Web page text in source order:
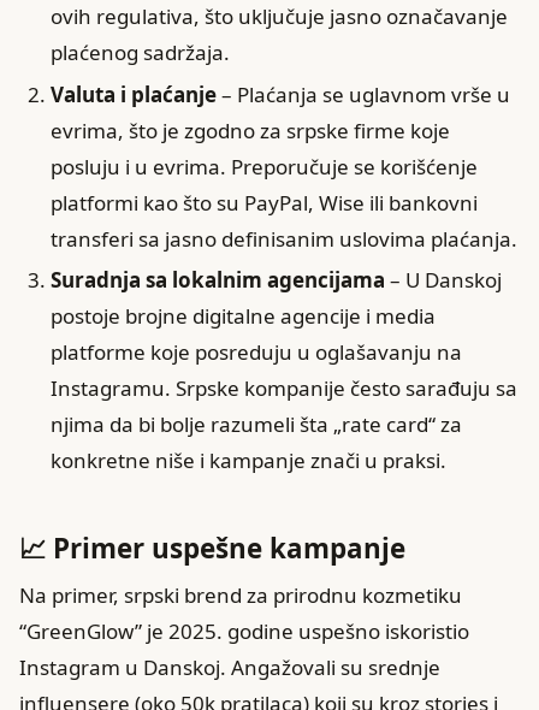
ovih regulativa, što uključuje jasno označavanje
plaćenog sadržaja.
Valuta i plaćanje– Plaćanja se uglavnom vrše u
evrima, što je zgodno za srpske firme koje
posluju i u evrima. Preporučuje se korišćenje
platformi kao što su PayPal, Wise ili bankovni
transferi sa jasno definisanim uslovima plaćanja.
Suradnja sa lokalnim agencijama – U Danskoj
postoje brojne digitalne agencije i media
platforme koje posreduju u oglašavanju na
Instagramu. Srpske kompanije često sarađuju sa
njima da bi bolje razumeli šta „rate card“ za
konkretne niše i kampanje znači u praksi.
📈 Primer uspešne kampanje
Na primer, srpski brend za prirodnu kozmetiku
“GreenGlow” je 2025. godine uspešno iskoristio
Instagram u Danskoj. Angažovali su srednje
influensere (oko 50k pratilaca) koji su kroz stories i